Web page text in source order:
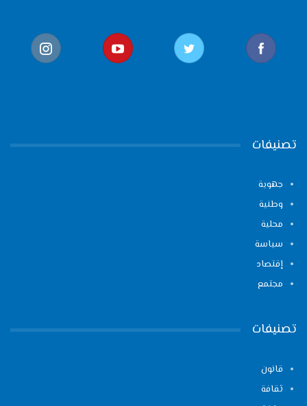
تصنيفات
جهوية
وطنية
محلية
سياسة
إقتصاد
مجتمع
تصنيفات
قانون
ثقافة